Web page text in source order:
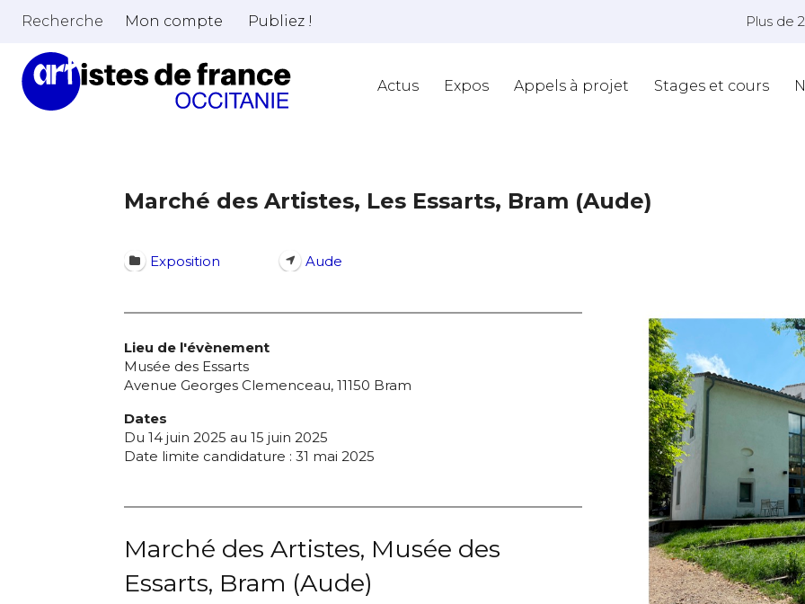
Nom
Adresse email*
Recherche Mon compte Publiez ! Plus de
Actus Expos Appels à projet Stages et cours
Marché des Artistes, Les Essarts, Bram (Aude)
Exposition Aude
Lieu de l'évènement
Musée des Essarts
Avenue Georges Clemenceau, 11150 Bram
Dates
Du 14 juin 2025 au 15 juin 2025
Date limite candidature : 31 mai 2025
Marché des Artistes, Musée des
Essarts, Bram (Aude)